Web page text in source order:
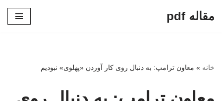
مقاله pdf
خانه » معاون ترامپ: به دنبال روی کار آوردن «پهلوی» نبودیم